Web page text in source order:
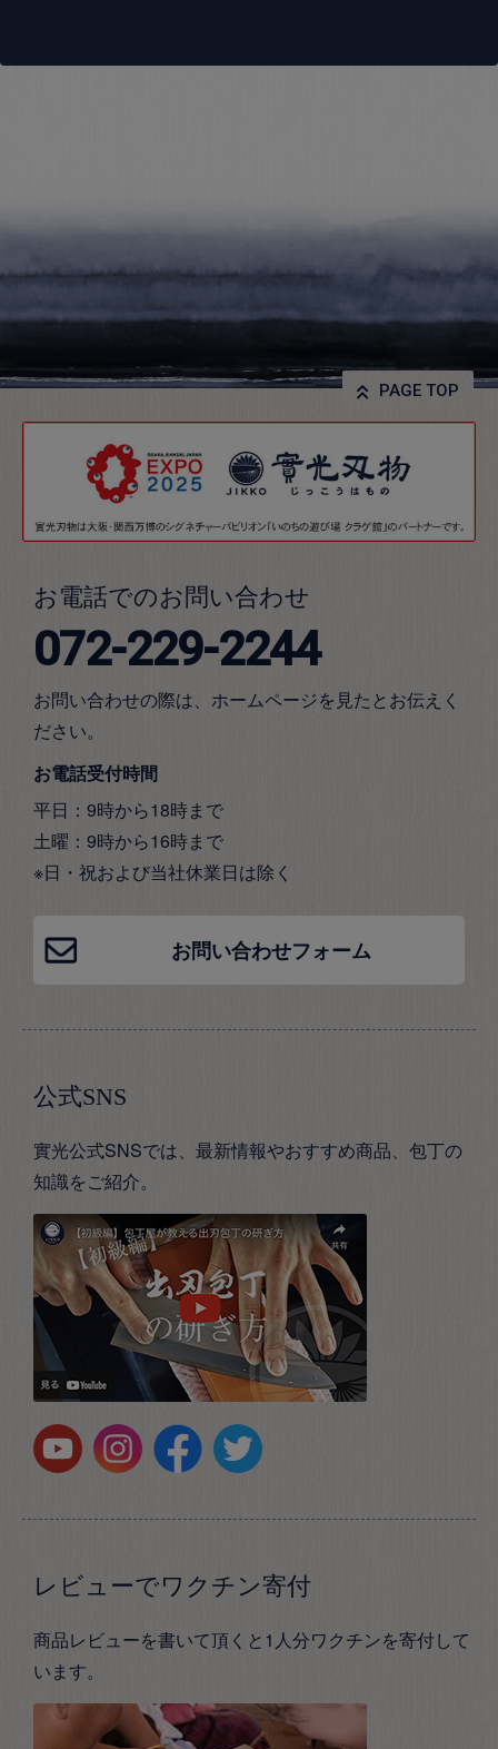
PAGE TOP
お電話でのお問い合わせ
072-229-2244
お問い合わせの際は、ホームページを見たとお伝えく
ださい。
お電話受付時間
平日：9時から18時まで
土曜：9時から16時まで
※日・祝および当社休業日は除く
お問い合わせフォーム
公式SNS
實光公式SNSでは、最新情報やおすすめ商品、包丁の
知識をご紹介。
レビューでワクチン寄付
商品レビューを書いて頂くと1人分ワクチンを寄付して
います。